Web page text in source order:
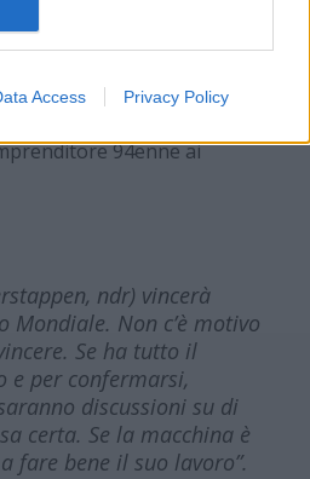
Access Privacy Policy
il suo pronostico per
Mondo di Formula Uno va a
94enne ai
ndr) vincerà
Non c’è motivo
Se ha tutto il
e per confermarsi,
discussioni su di
certa. Se la macchina è
fare bene il suo lavoro”.